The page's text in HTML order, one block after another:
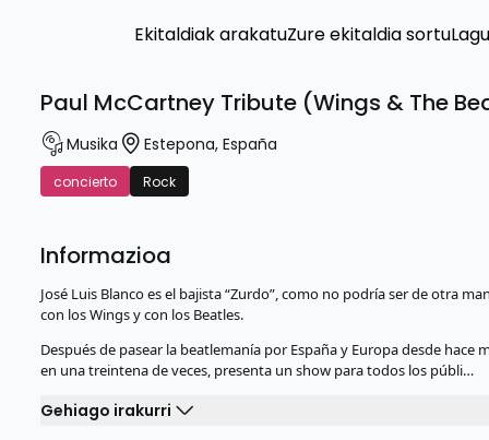
Ekitaldiak arakatuZure ekitaldia sortu
Paul McCartney Tribute (Wings & The
Musika Estepona, España
concierto Rock
Informazioa
José Luis Blanco es el bajista “Zurdo”, como no podría ser de otra
con los Wings y con los Beatles.
Después de pasear la beatlemanía por España y Europa desde hace
en una treintena de veces, presenta un show para todos los públi…
Gehiago irakurri